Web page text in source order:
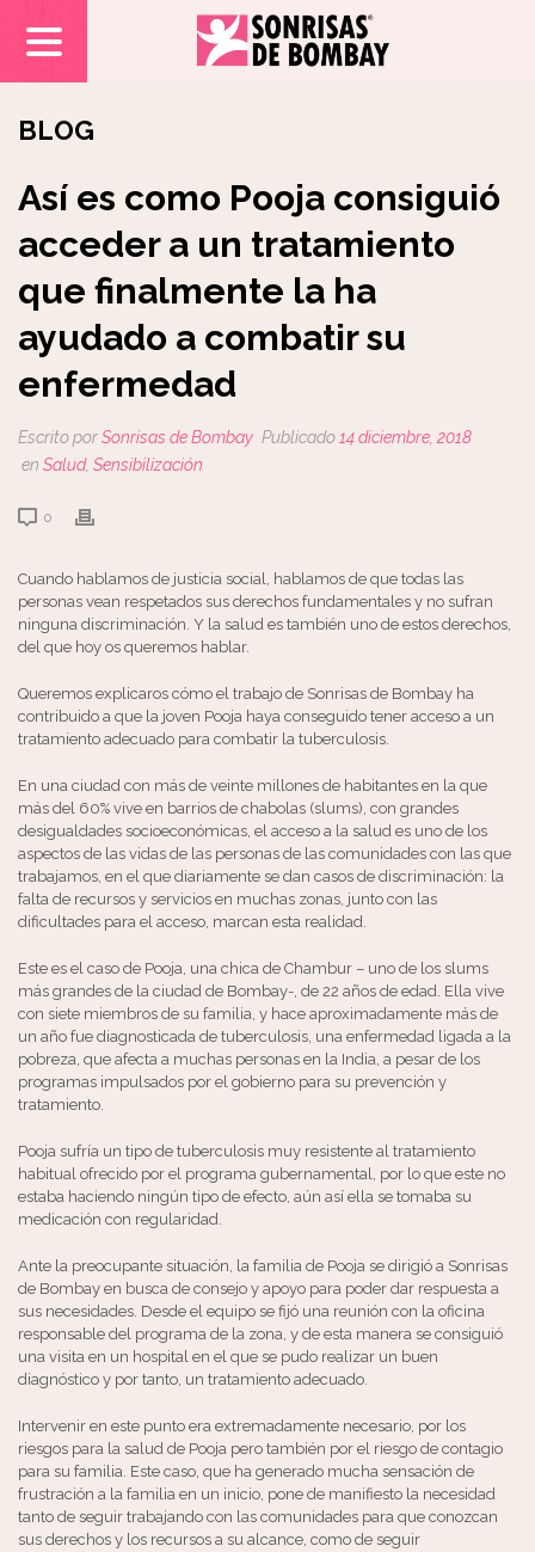
BLOG
Así es como Pooja consiguió
acceder a un tratamiento
que finalmente la ha
ayudado a combatir su
enfermedad
Escrito porSonrisas de Bombay Publicado 14 diciembre, 2018
en Salud, Sensibilización
0
Cuando hablamos de justicia social, hablamos de que todas las
personas vean respetados sus derechos fundamentales y no sufran
ninguna discriminación. Y la salud es también uno de estos derechos,
del que hoy os queremos hablar.
Queremos explicaros cómo el trabajo de Sonrisas de Bombay ha
contribuido a que la joven Pooja haya conseguido tener acceso a un
tratamiento adecuado para combatir la tuberculosis.
En una ciudad con más de veinte millones de habitantes en la que
más del 60% vive en barrios de chabolas (slums), con grandes
desigualdades socioeconómicas, el acceso a la salud es uno de los
aspectos de las vidas de las personas de las comunidades con las que
trabajamos, en el que diariamente se dan casos de discriminación: la
falta de recursos y servicios en muchas zonas, junto con las
dificultades para el acceso, marcan esta realidad.
Este es el caso de Pooja, una chica de Chambur – uno de los slums
más grandes de la ciudad de Bombay-, de 22 años de edad. Ella vive
con siete miembros de su familia, y hace aproximadamente más de
un año fue diagnosticada de tuberculosis, una enfermedad ligada a la
pobreza, que afecta a muchas personas en la India, a pesar de los
programas impulsados por el gobierno para su prevención y
tratamiento.
Pooja sufría un tipo de tuberculosis muy resistente al tratamiento
habitual ofrecido por el programa gubernamental, por lo que este no
estaba haciendo ningún tipo de efecto, aún así ella se tomaba su
medicación con regularidad.
Ante la preocupante situación, la familia de Pooja se dirigió a Sonrisas
de Bombay en busca de consejo y apoyo para poder dar respuesta a
sus necesidades. Desde el equipo se fijó una reunión con la oficina
responsable del programa de la zona, y de esta manera se consiguió
una visita en un hospital en el que se pudo realizar un buen
diagnóstico y por tanto, un tratamiento adecuado.
Intervenir en este punto era extremadamente necesario, por los
riesgos para la salud de Pooja pero también por el riesgo de contagio
para su familia. Este caso, que ha generado mucha sensación de
frustración a la familia en un inicio, pone de manifiesto la necesidad
tanto de seguir trabajando con las comunidades para que conozcan
sus derechos y los recursos a su alcance, como de seguir